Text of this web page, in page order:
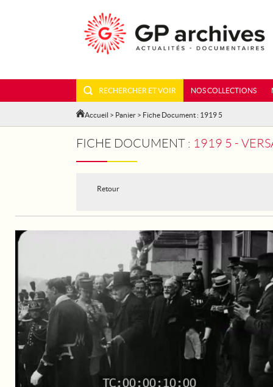
RECHERCHER ET VOIR NOS COLLECTIONS
Accueil > Panier > Fiche Document : 1919 5
FICHE DOCUMENT : 1919 5 -
Retour